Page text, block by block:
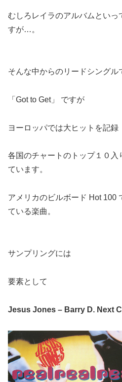
むしろレイラのアルバムといっ
すが…。
そんな中からのリードシングル
「Got to Get」 ですが
ヨーロッパでは大ヒットを記録
各国のチャートのトップ１０入
ています。
アメリカのビルボード Hot 100
ている楽曲。
サンプリングには
要素として
Jesus Jones – Barry D. Next